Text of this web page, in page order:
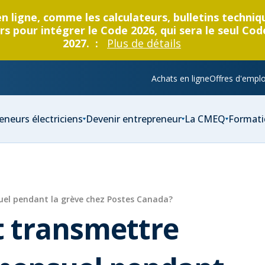
comme les calculateurs, bulletins
pour intégrer le Code 2026, qui sera le seul
2027. :
Plus de détails
Achats en ligneOffres
électriciens Devenir entrepreneur La CMEQ
pendant la grève chez Postes Canada?
transmettre